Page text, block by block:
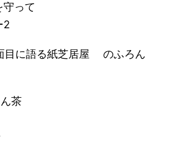
って
2
目に語る紙芝居屋 のふろん
茶